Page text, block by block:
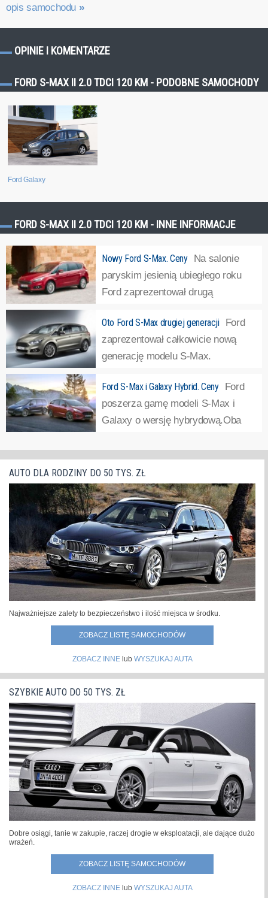
opis samochodu »
OPINIE I KOMENTARZE
FORD S-MAX II 2.0 TDCI 120 KM - PODOBNE SAMOCHODY
Ford Galaxy
FORD S-MAX II 2.0 TDCI 120 KM - INNE INFORMACJE
Nowy Ford S-Max. Ceny Na salonie
paryskim jesienią ubiegłego roku
Ford zaprezentował drugą
Poznaliśmy polskie ceny tego pojazdu.Nowy Ford S-Max
został oparty na nowej płycie podłogowej oznaczonej
CD4, na której budowane jest również nowe Mondeo....
Oto Ford S-Max drugiej generacji Ford
zaprezentował całkowicie nową
generację modelu S-Max.
paryskim na początku października.Nowy Ford S-Max
zastępuje model, który na rynku jest obecny od 2006
roku, który znalazł przez ten czas 400 tys. nabycwów,
Ford S-Max i Galaxy Hybrid. Ceny Ford
poszerza gamę modeli S-Max i
Galaxy o wersję hybrydową.Oba
możliwości ładowania z gniazdka. Układ napędowy składa
się z 2,5-litrowego silnika benzynowego pracującego w
cyklu Atkinsona, litowo-jonowego... »
AUTO DLA RODZINY DO 50 TYS. ZŁ
Najważniejsze zalety to bezpieczeństwo i ilość miejsca w środku.
ZOBACZ LISTĘ SAMOCHODÓW
ZOBACZ INNElub WYSZUKAJ AUTA
SZYBKIE AUTO DO 50 TYS. ZŁ
Dobre osiągi, tanie w zakupie, raczej drogie w eksploatacji, ale dające dużo
wrażeń.
ZOBACZ LISTĘ SAMOCHODÓW
ZOBACZ INNElub WYSZUKAJ AUTA